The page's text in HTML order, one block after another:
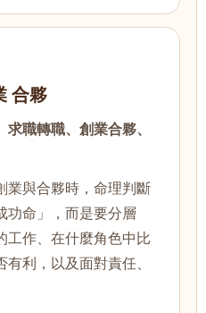
合夥
職轉職、創業合夥、
業與合夥時，命理判斷
功命」，而是要分層
工作、在什麼角色中比
利，以及面對責任、